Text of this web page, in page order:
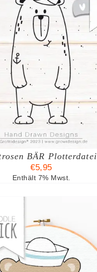
BÄR Plotterdatei
€5,95
Enthält 7% Mwst.